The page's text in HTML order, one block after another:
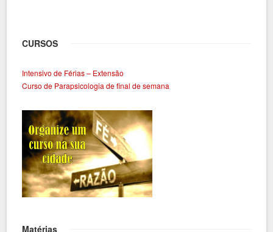
CURSOS
Intensivo de Férias – Extensão
Curso de Parapsicologia de final de semana
Matérias